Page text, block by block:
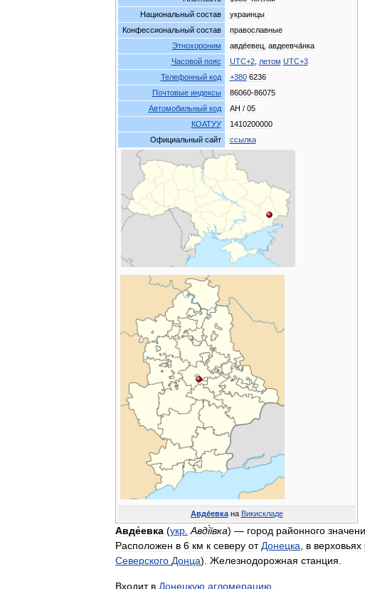
Национальный состав
украинцы
Конфессиональный состав
православные
Этнохороним
авде́евец, авдеевча́нка
Часовой пояс UTC+2, летом UTC+3
Телефонный код +380 6236
Почтовые индексы 86060-86075
Автомобильный код AH / 05
КОАТУУ
1410200000
Официальный сайт ссылка
Авде́евка на Викискладе
Авде́евка (укр Авді́ївка) — город районного
Расположен в 6 км к северу от Донецка в верховьях
Северского Донца). Железнодорожная станция
Входит в Донецкую агломерацию